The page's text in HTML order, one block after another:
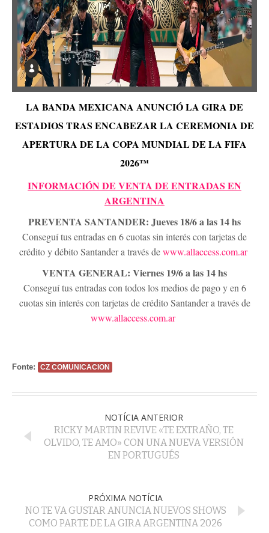
LA BANDA MEXICANA ANUNCIÓ LA GIRA DE
ESTADIOS TRAS ENCABEZAR LA CEREMONIA DE
APERTURA DE LA COPA MUNDIAL DE LA FIFA
2026™
INFORMACIÓN DE VENTA DE ENTRADAS EN
ARGENTINA
PREVENTA SANTANDER: Jueves 18/6 a las 14 hs
Conseguí tus entradas en 6 cuotas sin interés con tarjetas de
crédito y débito Santander a través dewww.allaccess.com.ar
VENTA GENERAL: Viernes 19/6 a las 14 hs
Conseguí tus entradas con todos los medios de pago y en 6
cuotas sin interés con tarjetas de crédito Santander a través de
www.allaccess.com.ar
Fonte: CZ COMUNICACION
NOTÍCIA ANTERIOR
RICKY MARTIN REVIVE «TE EXTRAÑO, TE
OLVIDO, TE AMO» CON UNA NUEVA VERSIÓN
EN PORTUGUÉS
PRÓXIMA NOTÍCIA
NO TE VA GUSTAR ANUNCIA NUEVOS SHOWS
COMO PARTE DE LA GIRA ARGENTINA 2026